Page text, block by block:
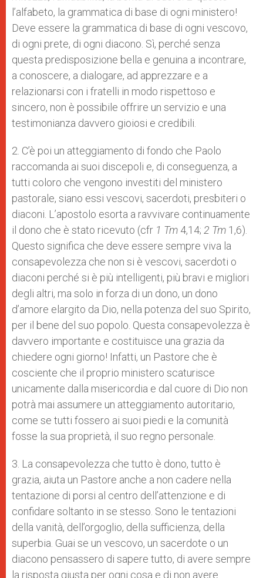
l’alfabeto, la grammatica di base di ogni ministero!
Deve essere la grammatica di base di ogni vescovo,
di ogni prete, di ogni diacono. Sì, perché senza
questa predisposizione bella e genuina a incontrare,
a conoscere, a dialogare, ad apprezzare e a
relazionarsi con i fratelli in modo rispettoso e
sincero, non è possibile offrire un servizio e una
testimonianza davvero gioiosi e credibili.
2. C’è poi un atteggiamento di fondo che Paolo
raccomanda ai suoi discepoli e, di conseguenza, a
tutti coloro che vengono investiti del ministero
pastorale, siano essi vescovi, sacerdoti, presbiteri o
diaconi. L’apostolo esorta a ravvivare continuamente
il dono che è stato ricevuto (cfr 1 Tm 4,14; 2 Tm 1,6).
Questo significa che deve essere sempre viva la
consapevolezza che non si è vescovi, sacerdoti o
diaconi perché si è più intelligenti, più bravi e migliori
degli altri, ma solo in forza di un dono, un dono
d’amore elargito da Dio, nella potenza del suo Spirito,
per il bene del suo popolo. Questa consapevolezza è
davvero importante e costituisce una grazia da
chiedere ogni giorno! Infatti, un Pastore che è
cosciente che il proprio ministero scaturisce
unicamente dalla misericordia e dal cuore di Dio non
potrà mai assumere un atteggiamento autoritario,
come se tutti fossero ai suoi piedi e la comunità
fosse la sua proprietà, il suo regno personale.
3. La consapevolezza che tutto è dono, tutto è
grazia, aiuta un Pastore anche a non cadere nella
tentazione di porsi al centro dell’attenzione e di
confidare soltanto in se stesso. Sono le tentazioni
della vanità, dell’orgoglio, della sufficienza, della
superbia. Guai se un vescovo, un sacerdote o un
diacono pensassero di sapere tutto, di avere sempre
la risposta giusta per ogni cosa e di non avere